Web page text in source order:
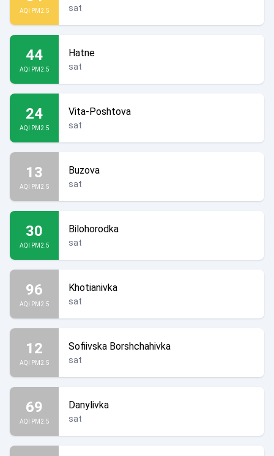
AQI PM2.5 sat
44
AQI PM2.5
Hatne
sat
24
AQI PM2.5
Vita-Poshtova
sat
13
AQI PM2.5
Buzova
sat
30
AQI PM2.5
Bilohorodka
sat
96
AQI PM2.5
Khotianivka
sat
12
AQI PM2.5
Sofiivska Borshchahivka
sat
69
AQI PM2.5
Danylivka
sat